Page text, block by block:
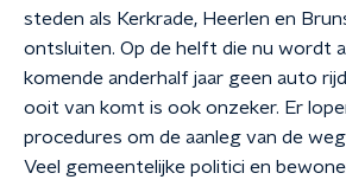
steden als Kerkrade, Heerlen en
ontsluiten. Op de helft die nu wordt
komende anderhalf jaar geen auto
ooit van komt is ook onzeker. Er
procedures om de aanleg van de
Veel gemeentelijke politici en